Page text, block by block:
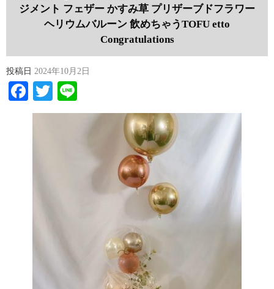
ジメント フェザー かすみ草 プリザーブドフラワー
ヘリウムバルーン 飲めちゃうTOFU etto
Congratulations
投稿日 2024年10月2日
Facebook
Twitter